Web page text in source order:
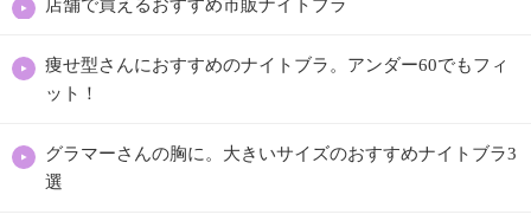
店舗で買えるおすすめ市販ナイトブラ
痩せ型さんにおすすめのナイトブラ。アンダー60でもフィ
ット！
グラマーさんの胸に。大きいサイズのおすすめナイトブラ3
選